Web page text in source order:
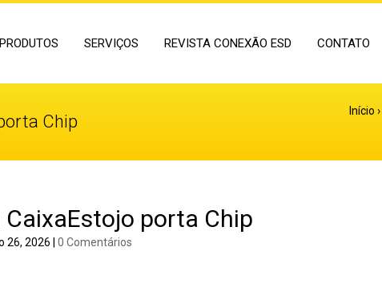
PRODUTOS SERVIÇOS REVISTA CONEXÃO ESD CONTATO
Chip
Início
porta Chip
26, 2026 |0 Comentários